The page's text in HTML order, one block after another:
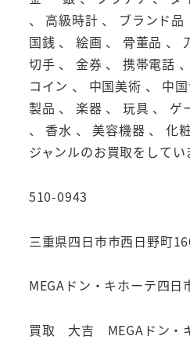
、 高級時計 、 ブランド
国銭 、 絵画 、 骨董品 、
切手 、 金券 、 携帯電話
コイン 、 中国美術 、 中
製品 、 楽器 、 玩具 、 ゲ
、 香水 、 美容機器 、 化
ジャンルのお買取をしてい
510-0943
三重県四日市市西日野町
MEGAドン・キホーテ四日
買取 大吉 MEGAドン・